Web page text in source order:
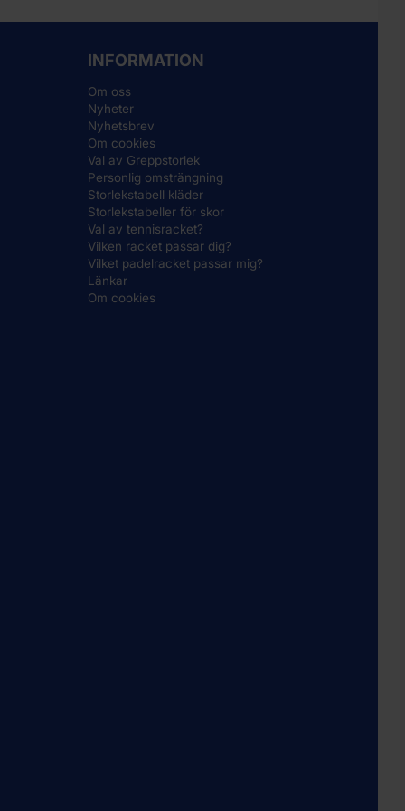
INFORMATION
Om oss
Nyheter
Nyhetsbrev
Om cookies
Val av Greppstorlek
Personlig omsträngning
Storlekstabell kläder
Storlekstabeller för skor
Val av tennisracket?
Vilken racket passar dig?
Vilket padelracket passar mig?
Länkar
Om cookies